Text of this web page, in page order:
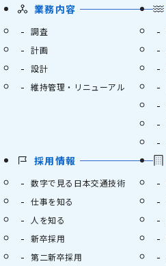
業務内容
調査
計画
設計
維持管理・リニューアル
採用情報
数字で見る日本交通技術
仕事を知る
人を知る
新卒採用
第二新卒採用